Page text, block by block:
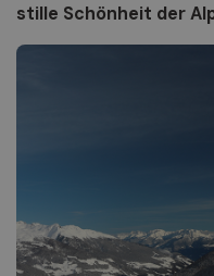
stille Schönheit der